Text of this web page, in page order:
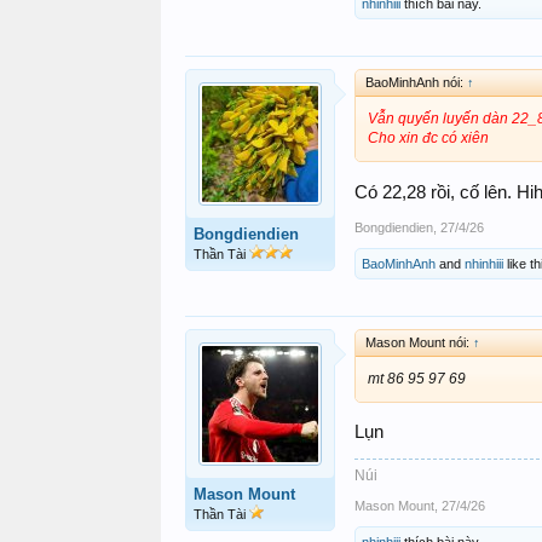
nhinhiii thích bài này.
Bongdiendien
Thần Tài
BaoMinhAnh nói: ↑
Vẫn quyến luyến dàn
Cho xin đc có xiên
Có 22,28 rồi, cố lên.
Bongdiendien 27/4/26
BaoMinhAnh and nhinhiii like
Mason Mount
Thần Tài
Mason Mount nói: ↑
mt 86 95 97 69
Lụn
Núi
Mason Mount 27/4/26